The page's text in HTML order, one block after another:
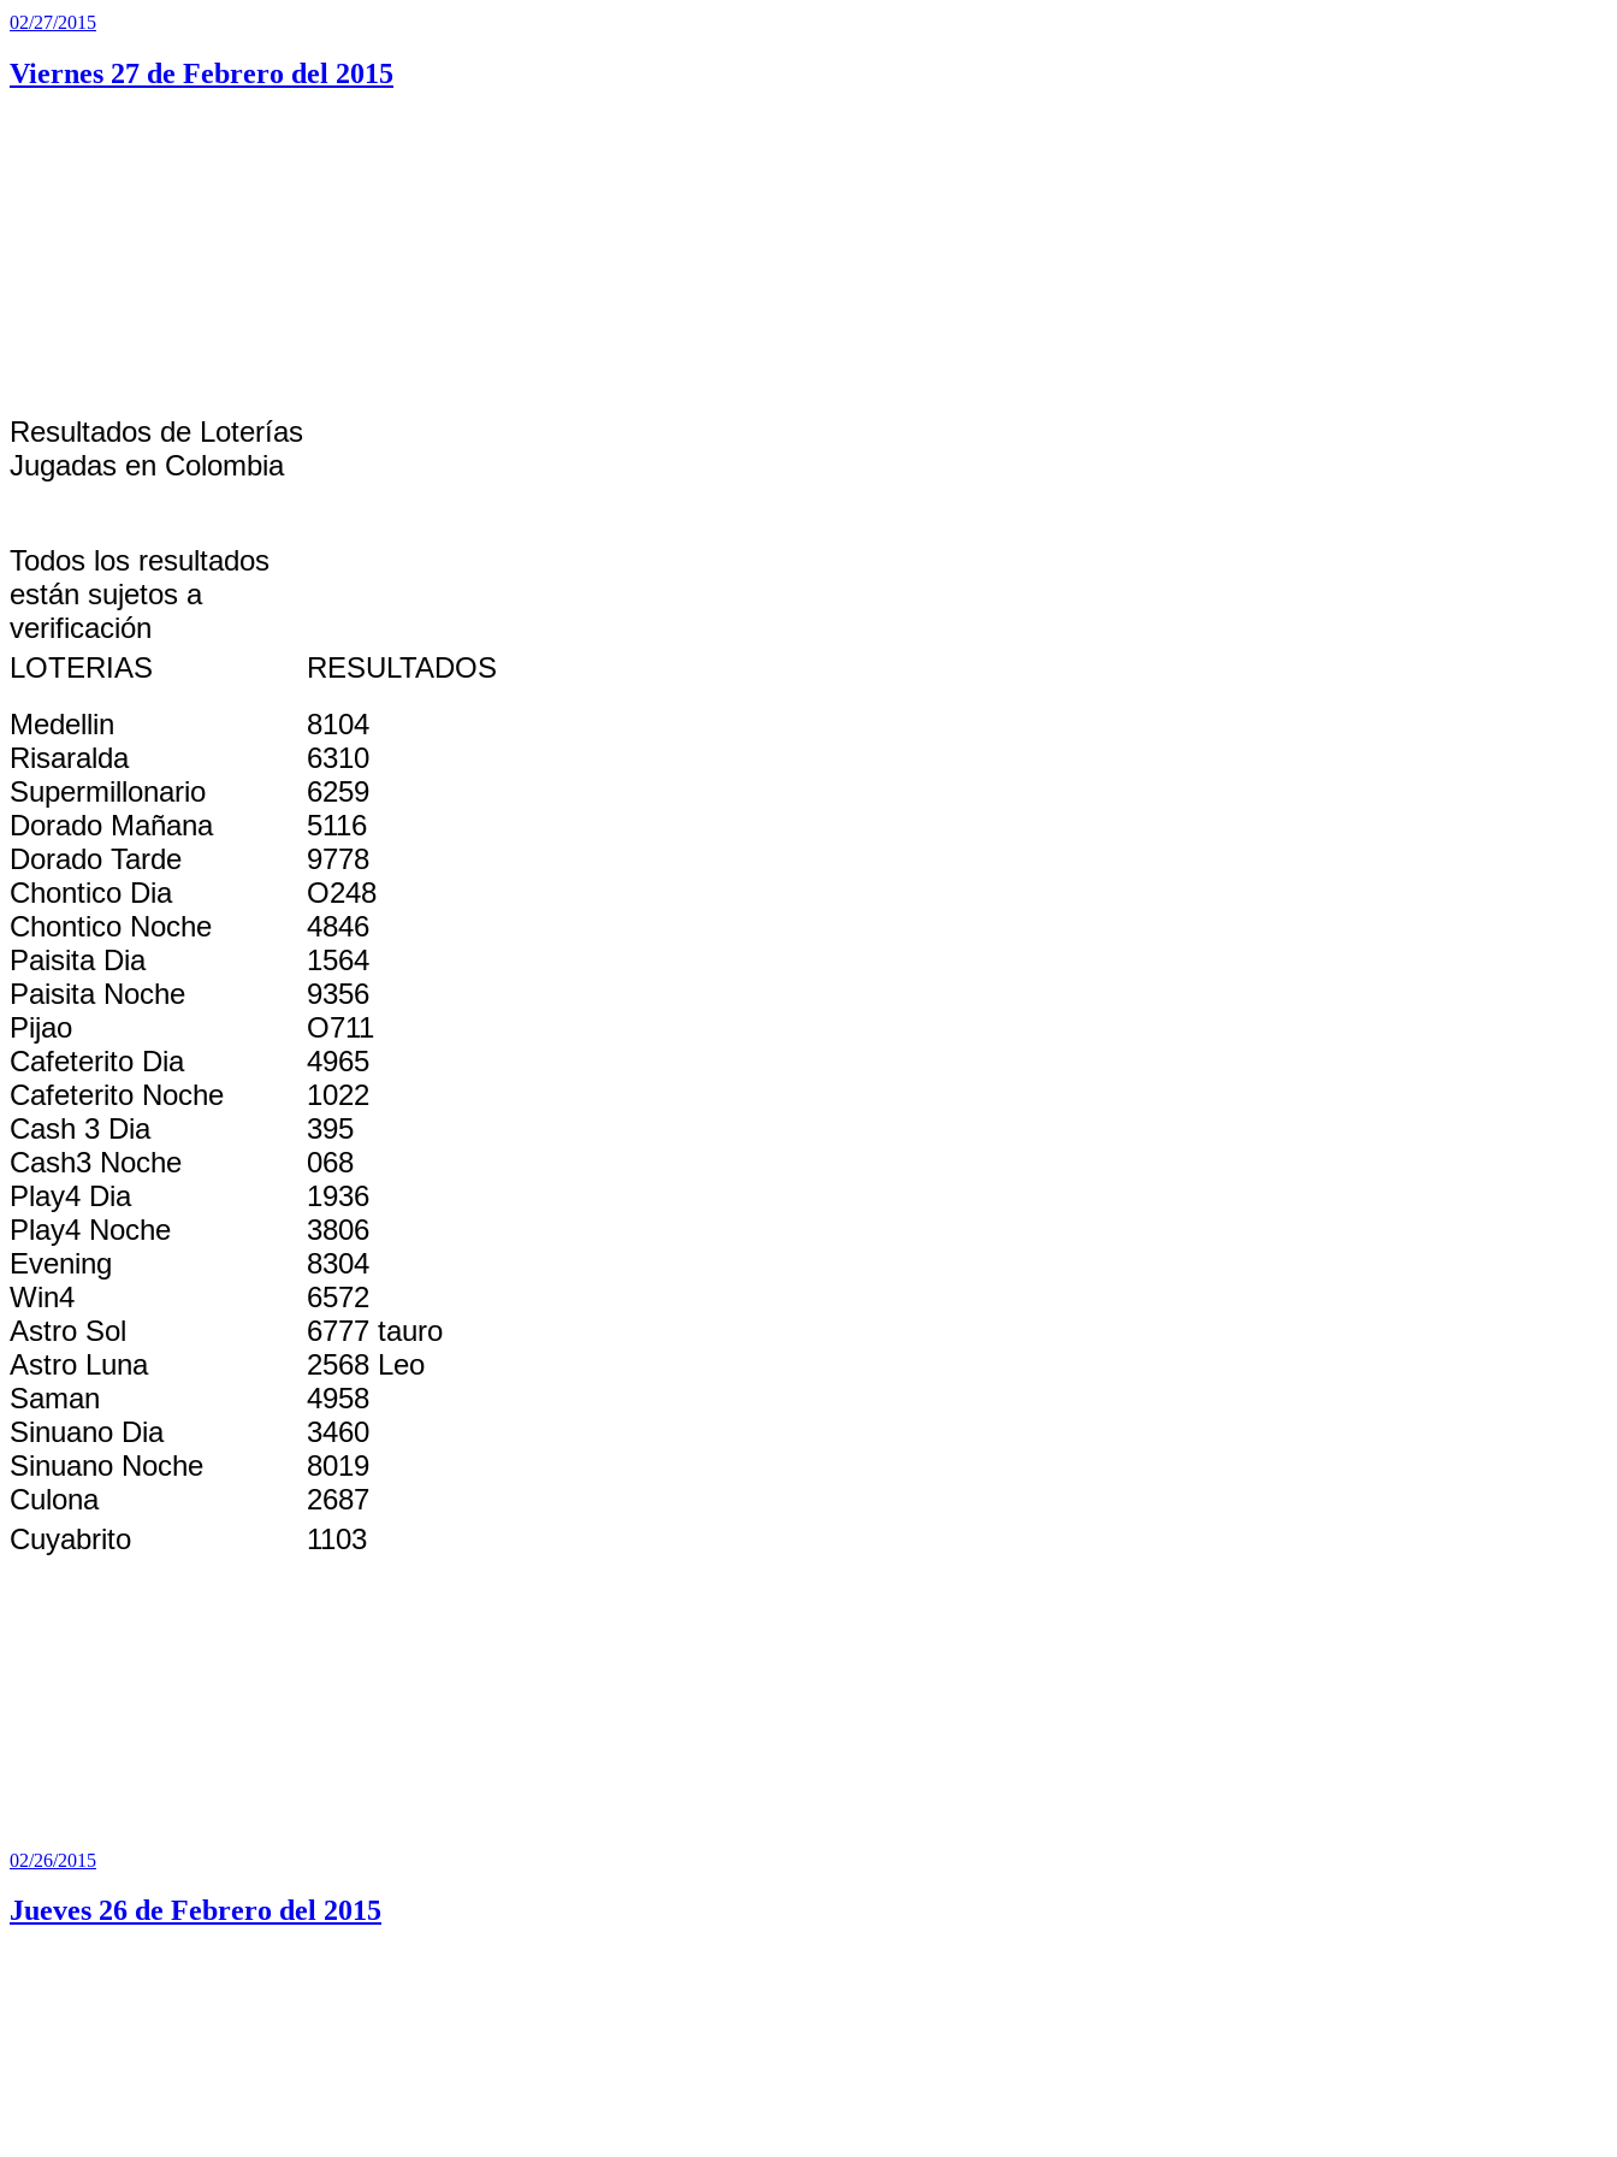
Publicado
02/27/2015
Viernes 27 de Febrero del 2015
Resultados de Loterías
Jugadas en Colombia
Todos los resultados
están sujetos a
verificación
LOTERIAS
RESULTADOS
Medellin
8104
Risaralda
6310
Supermillonario
6259
Dorado Mañana
5116
Dorado Tarde
9778
Chontico Dia
O248
Chontico Noche
4846
Paisita Dia
1564
Paisita Noche
9356
Pijao
O711
Cafeterito Dia
4965
Cafeterito Noche
1022
Cash 3 Dia
395
Cash3 Noche
068
Play4 Dia
1936
Play4 Noche
3806
Evening
8304
Win4
6572
Astro Sol
6777 tauro
Astro Luna
2568 Leo
Saman
4958
Sinuano Dia
3460
Sinuano Noche
8019
Culona
2687
Cuyabrito
1103
Publicado
02/26/2015
Jueves 26 de Febrero del 2015